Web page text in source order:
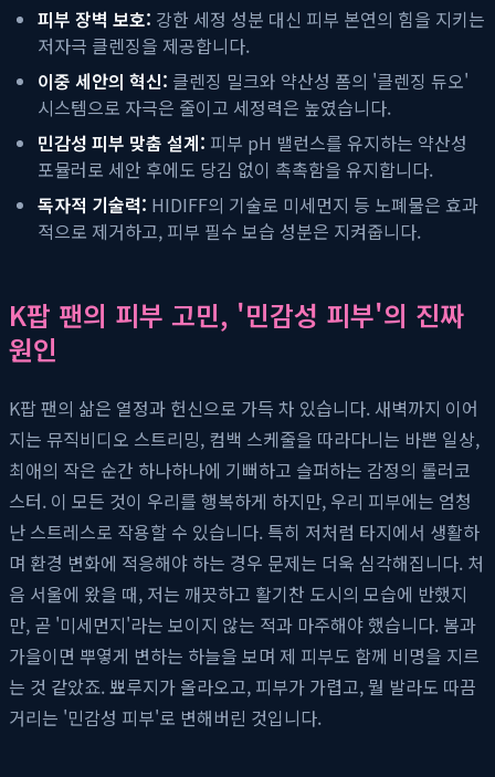
피부 장벽 보호: 강한 세정 성분 대신 피부 본연의 힘을 지키는
저자극 클렌징을 제공합니다.
이중 세안의 혁신: 클렌징 밀크와 약산성 폼의 '클렌징 듀오'
시스템으로 자극은 줄이고 세정력은 높였습니다.
민감성 피부 맞춤 설계: 피부 pH 밸런스를 유지하는 약산성
포뮬러로 세안 후에도 당김 없이 촉촉함을 유지합니다.
독자적 기술력: HIDIFF의 기술로 미세먼지 등 노폐물은 효과
적으로 제거하고, 피부 필수 보습 성분은 지켜줍니다.
K팝 팬의 피부 고민, '민감성 피부'의 진짜
원인
K팝 팬의 삶은 열정과 헌신으로 가득 차 있습니다. 새벽까지 이어
지는 뮤직비디오 스트리밍, 컴백 스케줄을 따라다니는 바쁜 일상,
최애의 작은 순간 하나하나에 기뻐하고 슬퍼하는 감정의 롤러코
스터. 이 모든 것이 우리를 행복하게 하지만, 우리 피부에는 엄청
난 스트레스로 작용할 수 있습니다. 특히 저처럼 타지에서 생활하
며 환경 변화에 적응해야 하는 경우 문제는 더욱 심각해집니다. 처
음 서울에 왔을 때, 저는 깨끗하고 활기찬 도시의 모습에 반했지
만, 곧 '미세먼지'라는 보이지 않는 적과 마주해야 했습니다. 봄과
가을이면 뿌옇게 변하는 하늘을 보며 제 피부도 함께 비명을 지르
는 것 같았죠. 뾰루지가 올라오고, 피부가 가렵고, 뭘 발라도 따끔
거리는 '민감성 피부'로 변해버린 것입니다.